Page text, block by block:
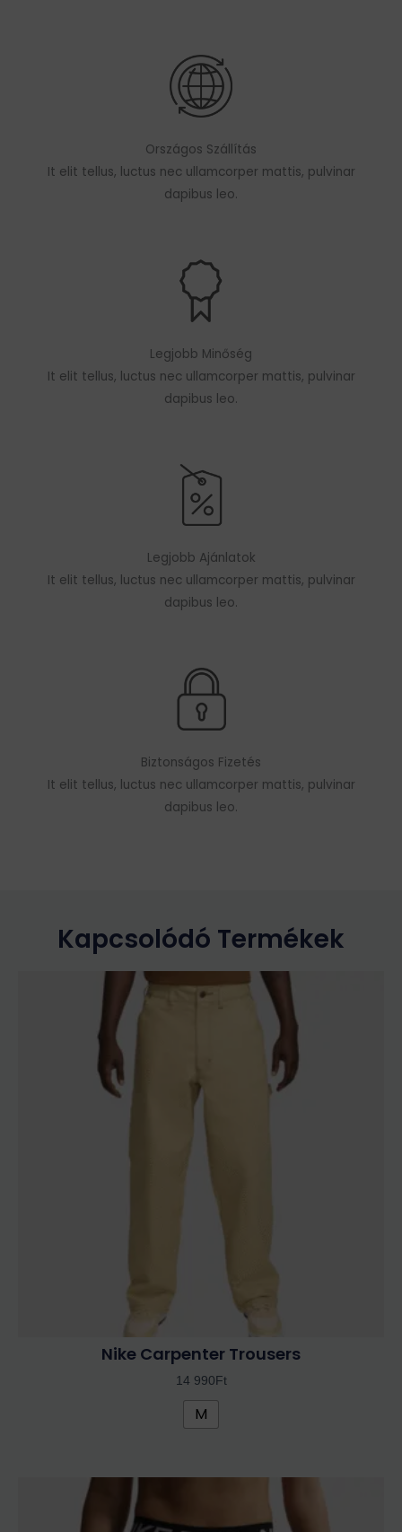
Országos Szállítás
It elit tellus, luctus nec ullamcorper mattis, pulvinar
dapibus leo.
Legjobb Minőség
It elit tellus, luctus nec ullamcorper mattis, pulvinar
dapibus leo.
Legjobb Ajánlatok
It elit tellus, luctus nec ullamcorper mattis, pulvinar
dapibus leo.
Biztonságos Fizetés
It elit tellus, luctus nec ullamcorper mattis, pulvinar
dapibus leo.
Kapcsolódó Termékek
Nike Carpenter Trousers
14 990Ft
a
van.
M